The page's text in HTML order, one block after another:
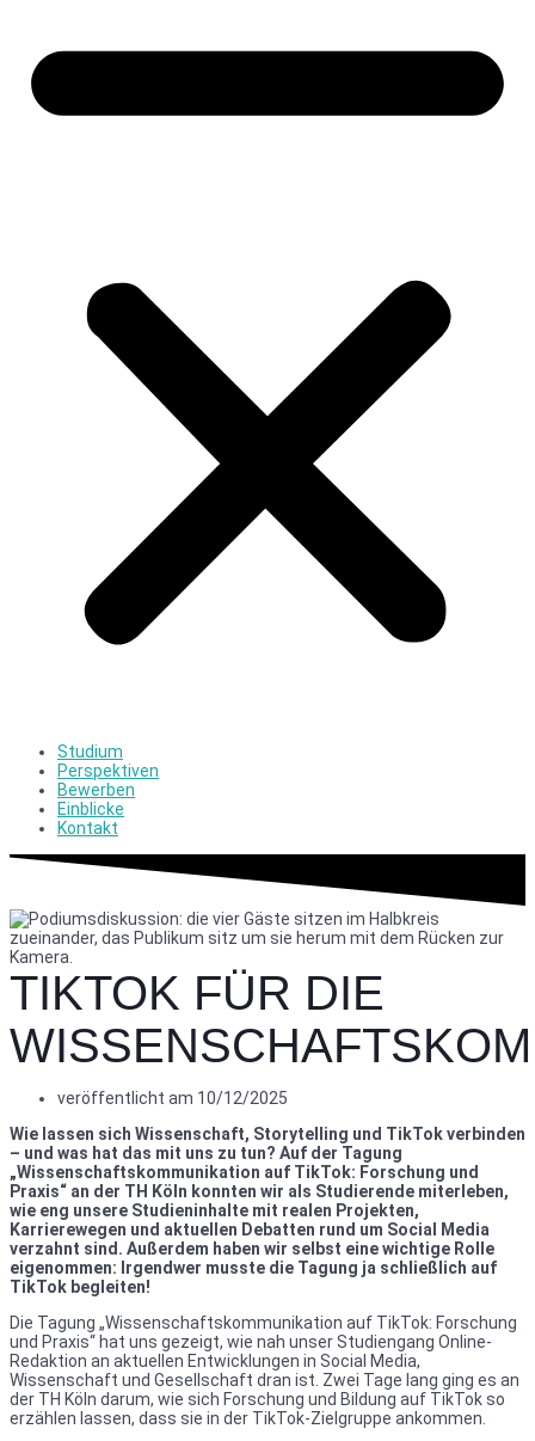
Studium
Perspektiven
Bewerben
Einblicke
Kontakt
TIKTOK FÜR DIE
veröffentlicht am 10/12/2025
Wie lassen sich Wissenschaft, Storytelling und TikTok verbinden
– und was hat das mit uns zu tun? Auf der Tagung
„Wissenschaftskommunikation auf TikTok: Forschung und
Praxis“ an der TH Köln konnten wir als Studierende miterleben,
wie eng unsere Studieninhalte mit realen Projekten,
Karrierewegen und aktuellen Debatten rund um Social Media
verzahnt sind. Außerdem haben wir selbst eine wichtige Rolle
eigenommen: Irgendwer musste die Tagung ja schließlich auf
TikTok begleiten!
Die Tagung „Wissenschaftskommunikation auf TikTok: Forschung
und Praxis“ hat uns gezeigt, wie nah unser Studiengang Online-
Redaktion an aktuellen Entwicklungen in Social Media,
Wissenschaft und Gesellschaft dran ist. Zwei Tage lang ging es an
der TH Köln darum, wie sich Forschung und Bildung auf TikTok so
erzählen lassen, dass sie in der TikTok-Zielgruppe ankommen.